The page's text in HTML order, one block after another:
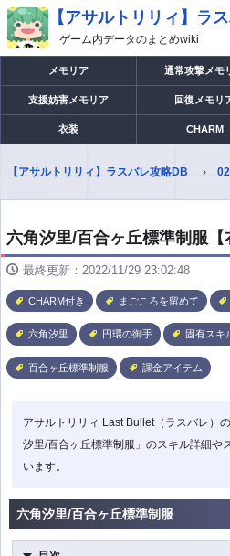
【アサルトリリィ】ラ
ゲーム内データのまとめwiki
メモリア 通常攻撃メモ
支援妨害メモリア 回復メモリ
衣装 CHARM
【アサルトリリィ】ラスバレ攻略DB
六角汐里/百合ヶ丘標準制服【
最終更新：2022/11/29 23:02:48
CHARM付き まごころを留めて
六角汐里 円環の御手 固有スキ
百合ヶ丘標準制服 課金アイテム
アサルトリリィ Last Bullet（ラスバレ）
汐里/百合ヶ丘標準制服」のスキル詳細や
います。
六角汐里/百合ヶ丘標準制服